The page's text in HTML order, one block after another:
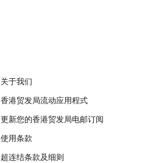
关于我们
香港贸发局流动应用程式
更新您的香港贸发局电邮订阅
使用条款
超连结条款及细则